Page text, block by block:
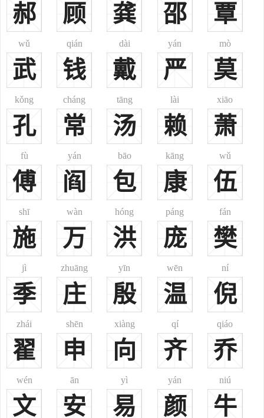
3、清满洲人姓。世居沈阳。今满族姓。
4、土族谢加氏后改为谢氏。
5、台湾土著、蒙古、土家、苗、彝、朝鲜、回、黎、侗、壮等
民族均有此姓。
谢姓名人：
郡望：会稽、陈留。
变化：北魏时赐龙骧将军谢懿为大野氏。
其他：
在日本侵占台湾时期，台湾土著曾被迫使用过日本姓平尾，1945
年台湾光复后，奉命重新改姓谢。
历史名人
谢姓古代名人
谢夷吾東漢，東漢荊州刺史
谢瑀東漢，東漢御史中丞大夫
谢鲲晉朝，晉朝名士，亦是謝安之伯父
谢尚晉朝，晉朝名将，謝鯤之子，謝安從兄
谢安东晋，东晋名臣，淝水之戰運籌帷幄者
谢万名士，謝安之弟
谢玄东晋，东晋名将，淝水之戰前線作戰者，谢安的姪子
谢道韫才女，謝安姪女，謝奕之女，王羲之的兒媳，王凝之的妻
谢琰名將，名將，謝安次子，孫恩之亂時殉國
郝 顾 龚 邵 覃
wǔ
武
qián
钱
dài
戴
yán
严
mò
莫
kǒng
孔
cháng
常
tāng
汤
lài
赖
xiāo
萧
fù
傅
yán
阎
bāo
包
kāng
康
wǔ
伍
shī
施
wàn
万
hóng
洪
páng
庞
fán
樊
jì
季
zhuāng
庄
yīn
殷
wēn
温
ní
倪
zhái
翟
shēn
申
xiàng
向
qí
齐
qiáo
乔
wén
文
ān
安
yì
易
yán
颜
niú
牛